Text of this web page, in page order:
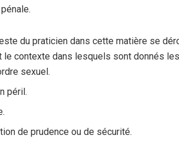
du praticien dans cette matière se
le contexte dans lesquels sont donnés
sexuel.
péril.
de prudence ou de sécurité.